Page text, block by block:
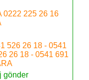
0222 225 26 16
526 26 18 - 0541
26 18 - 0541 691
gönder